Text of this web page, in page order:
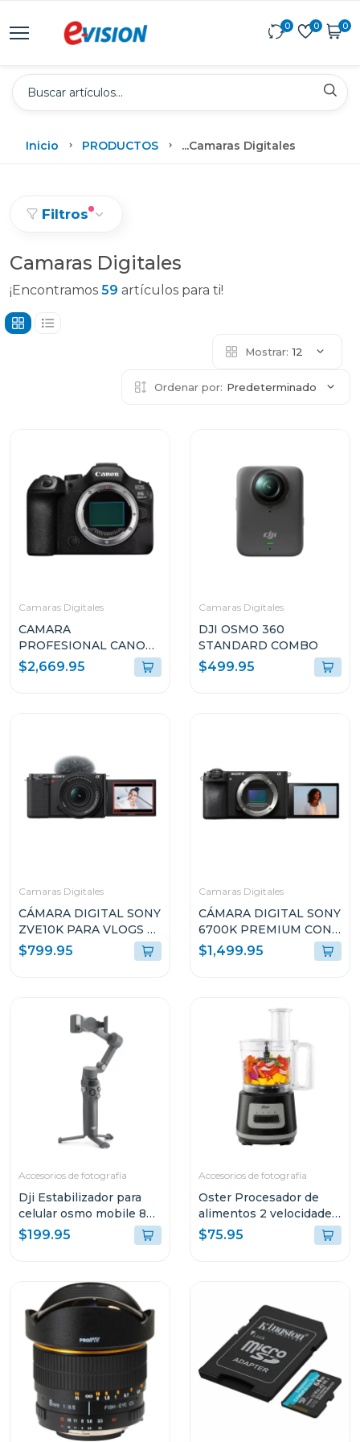
0 0 0
Inicio PRODUCTOS ...Camaras Digitales
Filtros
Camaras Digitales
¡Encontramos 59 artículos para ti!
Mostrar: 12
Ordenar por: Predeterminado
Camaras Digitales
CAMARA
PROFESIONAL CANON
DIGITAL MIRRORLESS
EOS R6 MARK III SOLO
$2,669.95
Camaras Digitales
DJI OSMO 360
STANDARD COMBO
$499.95
Camaras Digitales
CÁMARA DIGITAL SONY
ZVE10K PARA VLOGS +
LENTE E PZ 16-50MM
F3.5-5.6 OSS II
$799.95
Camaras Digitales
CÁMARA DIGITAL SONY
6700K PREMIUM CON
MONTURA E + LENTE E
PZ 16-50MM F3.5-5.6
$1,499.95
Accesorios de fotografía
Dji Estabilizador para
celular osmo mobile 8
s308
$199.95
Accesorios de fotografía
Oster Procesador de
alimentos 2 velocidades
+ turbo 500 w fp1455
$75.95